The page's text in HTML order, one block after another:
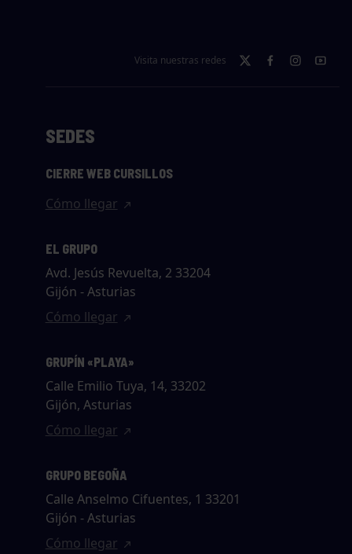
Visita nuestras redes
SEDES
CIERRE WEB CURSILLOS
Cómo llegar
EL GRUPO
Avd. Jesús Revuelta, 2 33204
Gijón - Asturias
Cómo llegar
GRUPÍN «PLAYA»
Calle Emilio Tuya, 14, 33202
Gijón, Asturias
Cómo llegar
GRUPO BEGOÑA
Calle Anselmo Cifuentes, 1 33201
Gijón - Asturias
Cómo llegar